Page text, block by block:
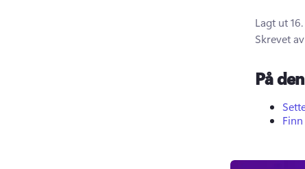
Lagt ut
Skrevet av
På